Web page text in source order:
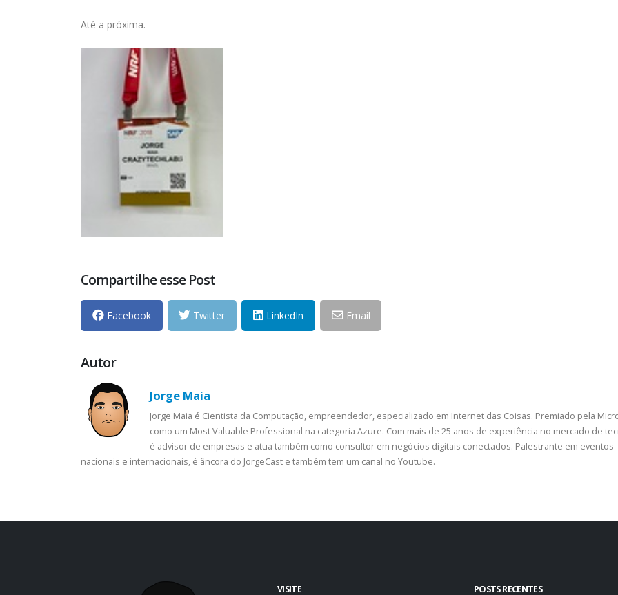
Até a próxima.
Compartilhe esse Post
Facebook Twitter LinkedIn Email
Autor
Jorge Maia
Jorge Maia é Cientista da Computação, empreendedor, especializado em Internet das Coisas. Premiado pela
como um Most Valuable Professional na categoria Azure. Com mais de 25 anos de experiência no mercado de
é advisor de empresas e atua também como consultor em negócios digitais conectados. Palestrante em eventos
nacionais e internacionais, é âncora do JorgeCast e também tem um canal no Youtube.
VISITE POSTS RECENTES